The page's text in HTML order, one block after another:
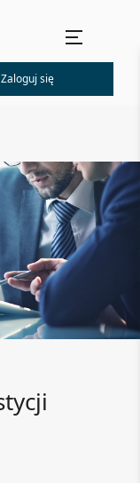
Zaloguj się